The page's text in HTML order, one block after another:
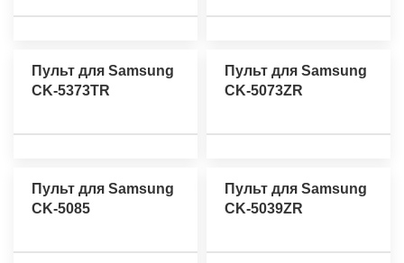
Пульт для Samsung
CK-5373TR
Пульт для Samsung
CK-5073ZR
Пульт для Samsung
CK-5085
Пульт для Samsung
CK-5039ZR